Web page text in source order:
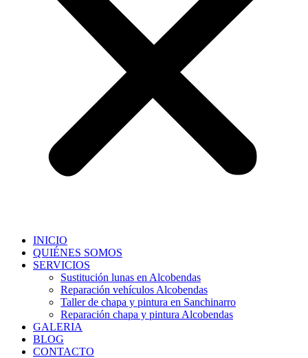
INICIO
QUIÉNES SOMOS
SERVICIOS
Sustitución lunas en Alcobendas
Reparación vehículos Alcobendas
Taller de chapa y pintura en Sanchinarro
Reparación chapa y pintura Alcobendas
GALERIA
BLOG
CONTACTO